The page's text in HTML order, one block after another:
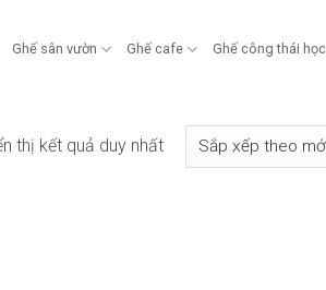
Ghế sân vườn Ghế cafe Ghế công thái học
thị kết quả duy nhất